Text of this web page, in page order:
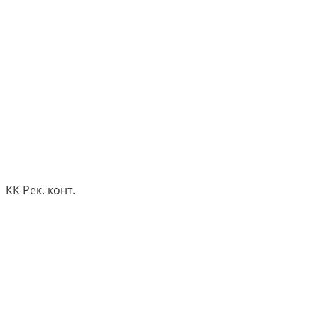
КК Рек. конт.